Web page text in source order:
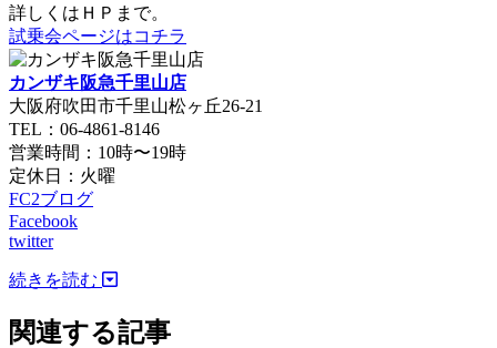
詳しくはＨＰまで。
試乗会ページはコチラ
カンザキ阪急千里山店
大阪府吹田市千里山松ヶ丘26-21
TEL：06-4861-8146
営業時間：10時〜19時
定休日：火曜
FC2ブログ
Facebook
twitter
続きを読む
関連する記事